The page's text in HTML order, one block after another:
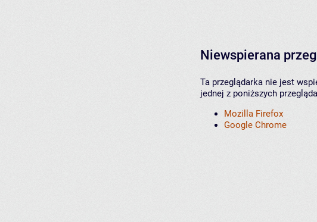
Niewspierana
Ta przeglądarka nie jest
jednej z poniższych
Mozilla Firefox
Google Chrome